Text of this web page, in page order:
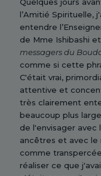
l’Amitié Spirituelle,
entendre
de Mme Ishibashi
messagers du
comme si cette
C'était vrai,
attentive et
très clairement
beaucoup plus
de l'envisager avec
ancêtres et avec le
comme
réaliser ce que